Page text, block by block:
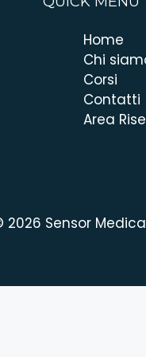
Home
Chi
Corsi
Contatti
Area
2026 Sensor